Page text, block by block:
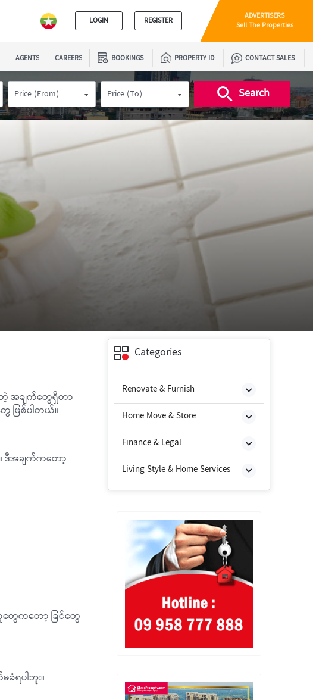
LOGIN REGISTER ADVERTISERS
Sell The Properties
AGENTS CAREERS BOOKINGS PROPERTY ID CONTACT SALES
Price (From) Price (To) Search
အချက်တွေရှိတာ
ဖြစ်ပါတယ်။
ဒီအချက်ကတော့
ေကတော့ ခြင်တွေ
ရပါဘူး။
Categories
Renovate & Furnish
Home Move & Store
Finance & Legal
Living Style & Home Services